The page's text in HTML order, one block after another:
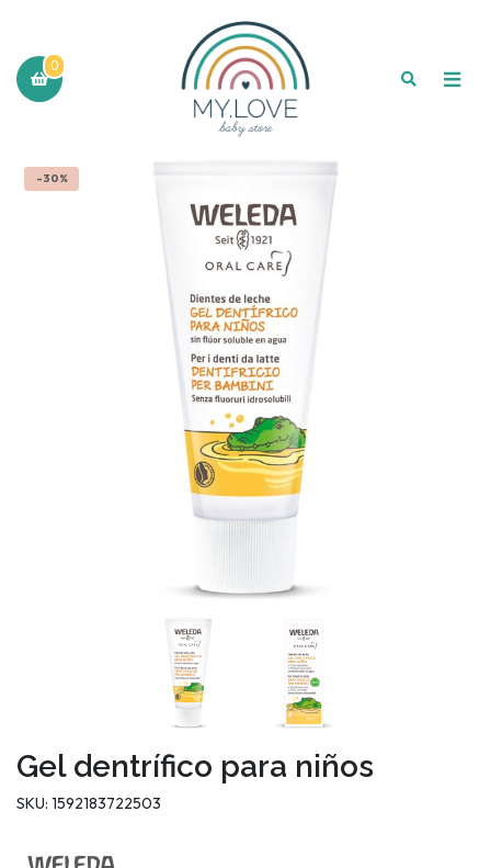
0
-30%
Gel dentrífico para niños
SKU: 1592183722503